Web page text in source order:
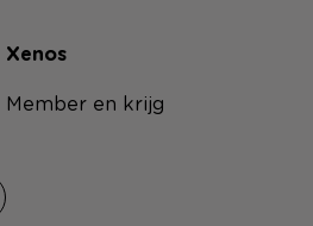
Member en krijg